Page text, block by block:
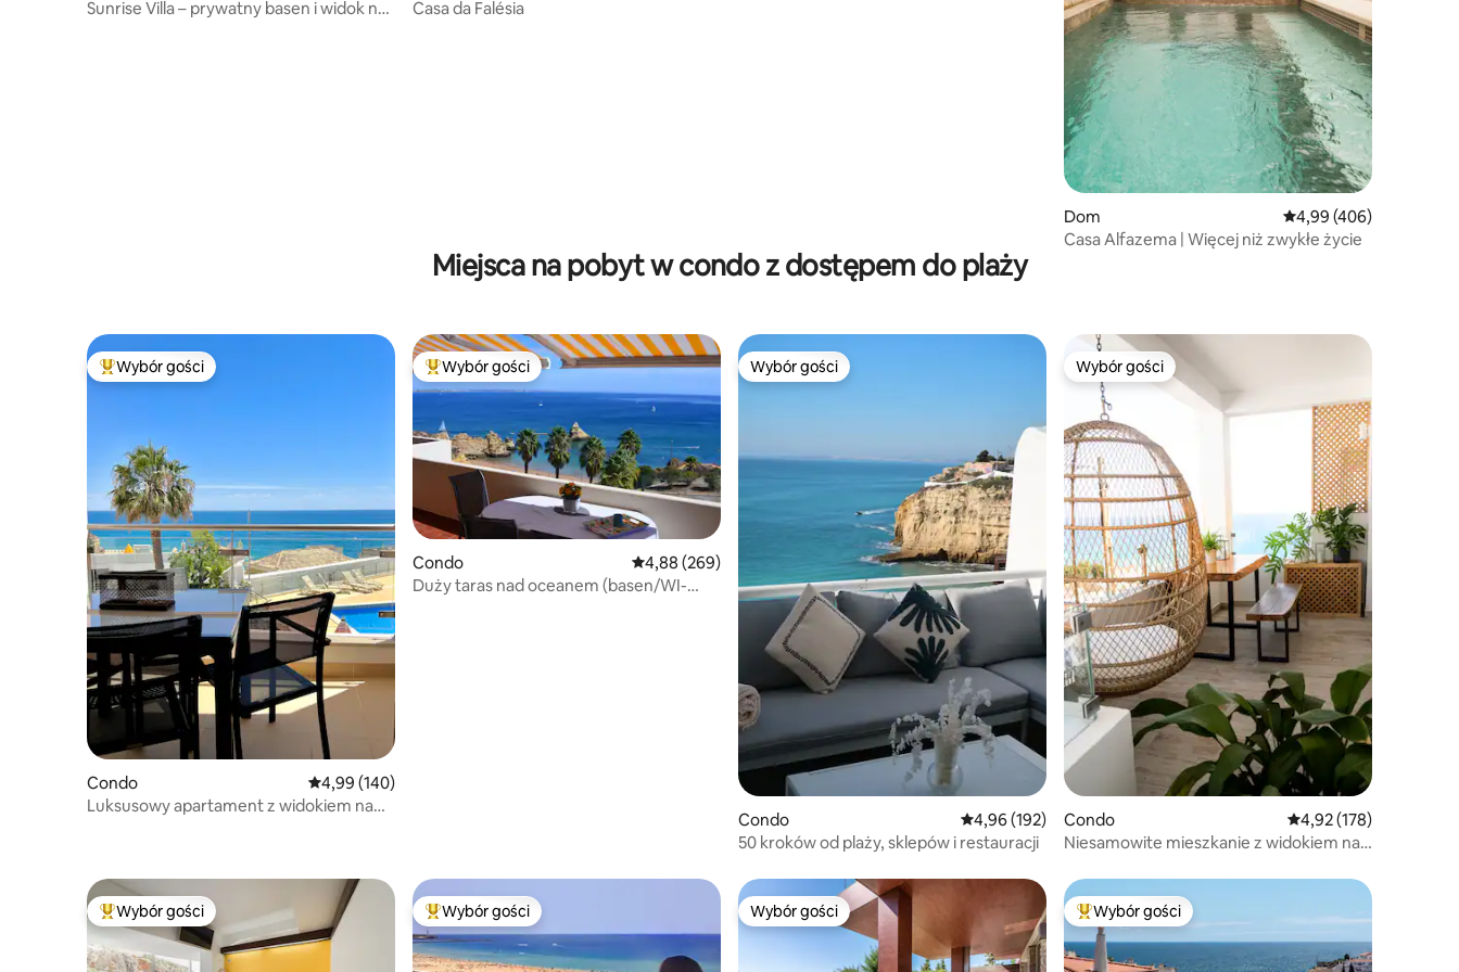
Sunrise Villa – prywatny basen i widok na
Casa da Falésia
Dom Średnia ocena: 4,99
4,99 (406)
Casa Alfazema | Więcej niż zwykłe życie
Miejsca na pobyt w condo z dostępem do plaży
Najpopularniejsze z kategorii Wybór gości
Wybór gości
Condo Średnia ocena: 4,99 na 5, liczba recenzji: 140
4,99 (140)
Luksusowy apartament z widokiem na
Najpopularniejsze z kategorii Wybór gości
Wybór gości
Condo Średnia ocena: 4,88 na 5, liczba recenzji: 269
4,88 (269)
Duży taras nad oceanem (basen/WI-
Wybór gości
Wybór gości
Condo Średnia ocena: 4,96 na 5, liczba recenzji: 192
4,96 (192)
50 kroków od plaży, sklepów i restauracji
Wybór gości
Wybór gości
Condo Średnia ocena: 4,92
4,92 (178)
Niesamowite mieszkanie z widokiem na
Najpopularniejsze z kategorii Wybór gości
Wybór gości Najpopularniejsze z kategorii Wybór gości
Wybór gości Wybór gości
Wybór gości Najpopularniejsze z kategorii Wybór gości
Wybór gości